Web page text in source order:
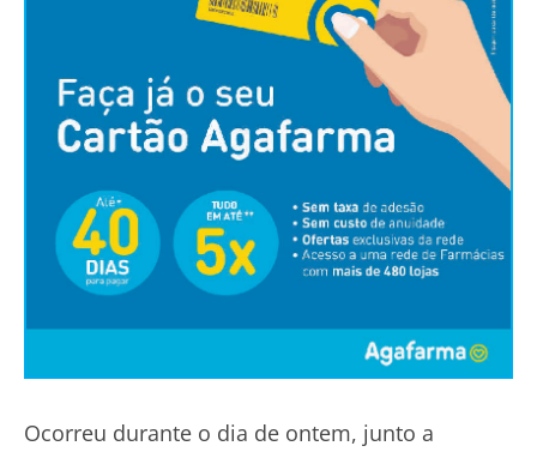
Ocorreu durante o dia de ontem, junto a